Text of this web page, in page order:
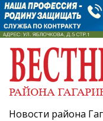
Новости района